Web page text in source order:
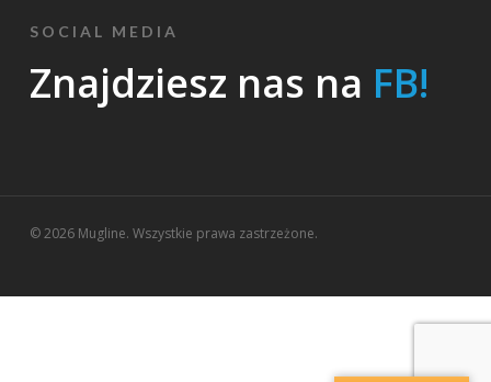
SOCIAL MEDIA
Znajdziesz nas na FB!
© 2026 Mugline. Wszystkie prawa zastrzeżone.